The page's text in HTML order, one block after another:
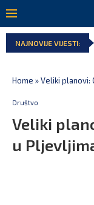
NAJNOVIJE VIJESTI:
Home »Veliki planovi:
Društvo
Veliki
u